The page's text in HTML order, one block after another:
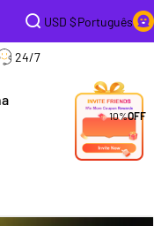
USD $Português
24/7
10%OFF